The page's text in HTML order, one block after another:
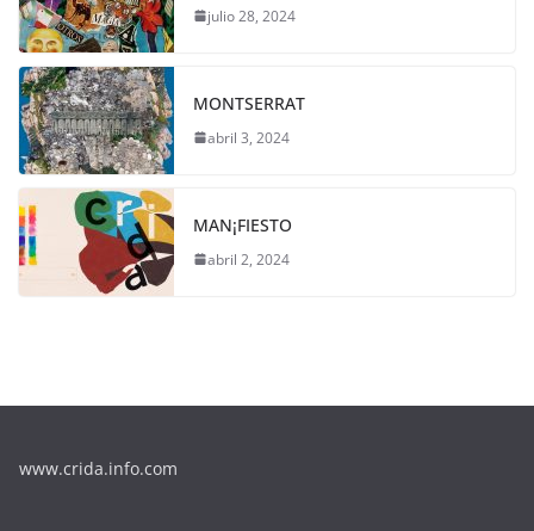
julio 28, 2024
MONTSERRAT
abril 3, 2024
MAN¡FIESTO
abril 2, 2024
www.crida.info.com